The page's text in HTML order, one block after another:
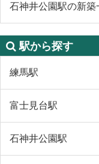
石神井公園駅の新
駅から探す
練馬駅
富士見台駅
石神井公園駅